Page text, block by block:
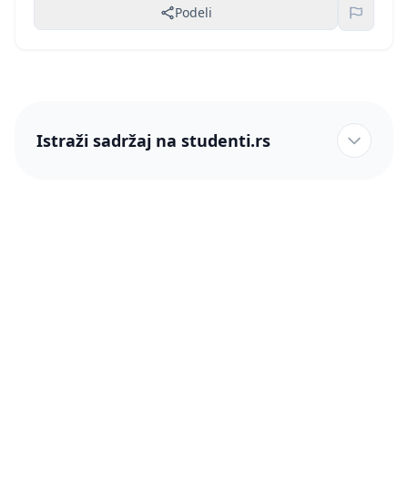
Podeli
Istraži sadržaj na studenti.rs